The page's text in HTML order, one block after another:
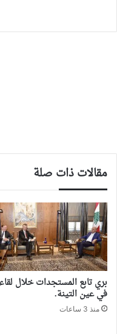
مقالات ذات صلة
بري تابع المستجدات خلال
في عين التينة.
منذ 3 ساعات